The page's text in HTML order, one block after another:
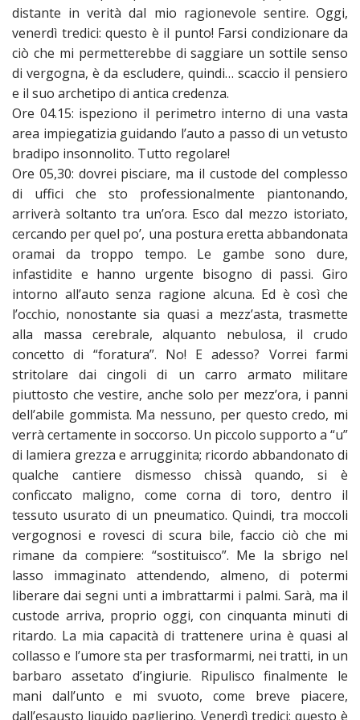
distante in verità dal mio ragionevole sentire. Oggi,
venerdì tredici: questo è il punto! Farsi condizionare da
ciò che mi permetterebbe di saggiare un sottile senso
di vergogna, è da escludere, quindi… scaccio il pensiero
e il suo archetipo di antica credenza.
Ore 04.15: ispeziono il perimetro interno di una vasta
area impiegatizia guidando l’auto a passo di un vetusto
bradipo insonnolito. Tutto regolare!
Ore 05,30: dovrei pisciare, ma il custode del complesso
di uffici che sto professionalmente piantonando,
arriverà soltanto tra un’ora. Esco dal mezzo istoriato,
cercando per quel po’, una postura eretta abbandonata
oramai da troppo tempo. Le gambe sono dure,
infastidite e hanno urgente bisogno di passi. Giro
intorno all’auto senza ragione alcuna. Ed è così che
l’occhio, nonostante sia quasi a mezz’asta, trasmette
alla massa cerebrale, alquanto nebulosa, il crudo
concetto di “foratura”. No! E adesso? Vorrei farmi
stritolare dai cingoli di un carro armato militare
piuttosto che vestire, anche solo per mezz’ora, i panni
dell’abile gommista. Ma nessuno, per questo credo, mi
verrà certamente in soccorso. Un piccolo supporto a “u”
di lamiera grezza e arrugginita; ricordo abbandonato di
qualche cantiere dismesso chissà quando, si è
conficcato maligno, come corna di toro, dentro il
tessuto usurato di un pneumatico. Quindi, tra moccoli
vergognosi e rovesci di scura bile, faccio ciò che mi
rimane da compiere: “sostituisco”. Me la sbrigo nel
lasso immaginato attendendo, almeno, di potermi
liberare dai segni unti a imbrattarmi i palmi. Sarà, ma il
custode arriva, proprio oggi, con cinquanta minuti di
ritardo. La mia capacità di trattenere urina è quasi al
collasso e l’umore sta per trasformarmi, nei tratti, in un
barbaro assetato d’ingiurie. Ripulisco finalmente le
mani dall’unto e mi svuoto, come breve piacere,
dall’esausto liquido paglierino. Venerdì tredici: questo è